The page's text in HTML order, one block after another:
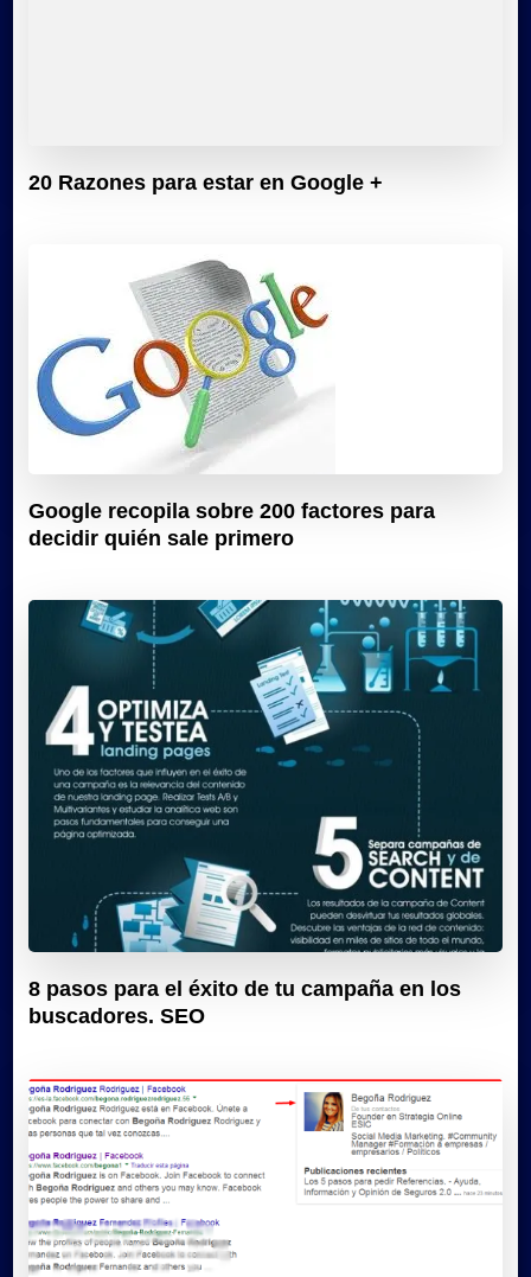
20 Razones para estar en Google +
Google recopila sobre 200 factores para
decidir quién sale primero
8 pasos para el éxito de tu campaña en los
buscadores. SEO